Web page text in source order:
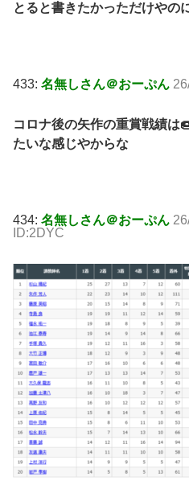
とると書きたかっただけやの
433: 名無しさん＠おーぷん
コロナ後の矢作の重賞戦績は
たいな感じやからな
434: 名無しさん＠おーぷん
ID:2DYC